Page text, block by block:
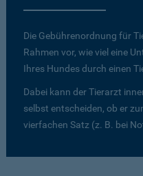
Die Gebührenordnung für
Rahmen vor, wie viel eine
Ihres Hundes durch einen
Dabei kann der Tierarzt
selbst entscheiden, ob er
vierfachen Satz (z. B. bei